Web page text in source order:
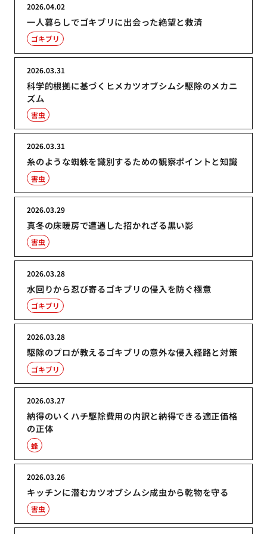
一人暮らしでゴキブリに出会った絶望と救済
2026.04.02
ゴキブリ
科学的根拠に基づくヒメカツオブシムシ駆除のメカニ
ズム
2026.03.31
害虫
糸のような蜘蛛を識別するための観察ポイントと知識
2026.03.31
害虫
真冬の床暖房で遭遇した招かれざる黒い影
2026.03.29
害虫
水回りから忍び寄るゴキブリの侵入を防ぐ極意
2026.03.28
ゴキブリ
駆除のプロが教えるゴキブリの意外な侵入経路と対策
2026.03.28
ゴキブリ
納得のいくハチ駆除費用の内訳と納得できる適正価格
の正体
2026.03.27
蜂
キッチンに潜むカツオブシムシ成虫から乾物を守る
2026.03.26
害虫